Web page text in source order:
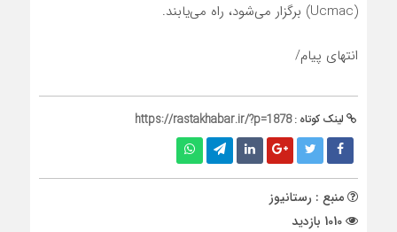
(Ucmac) برگزار می‌شود، راه می‌یابند.
انتهای پیام/
لینک کوتاه :https://rastakhabar.ir/?p=1878
منبع : رستانیوز